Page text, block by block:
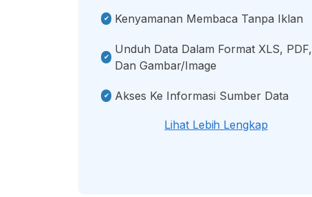
Kenyamanan Membaca Tanpa Iklan
Unduh Data Dalam Format XLS, PDF,
Dan Gambar/image
Akses Ke Informasi Sumber Data
Lihat Lebih Lengkap